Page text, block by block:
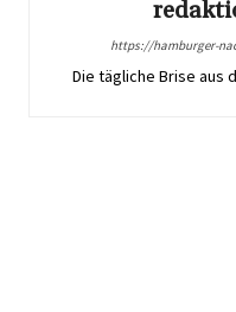
https://hamburger-
Die tägliche Brise aus